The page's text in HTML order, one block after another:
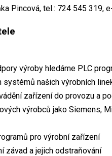
Pincová, tel.: 724 545 319,
výroby hledáme PLC
našich výrobních
zařízení do provozu a
výrobců jako Siemens,
pro výrobní zařízení
závad a jejich odstraňování